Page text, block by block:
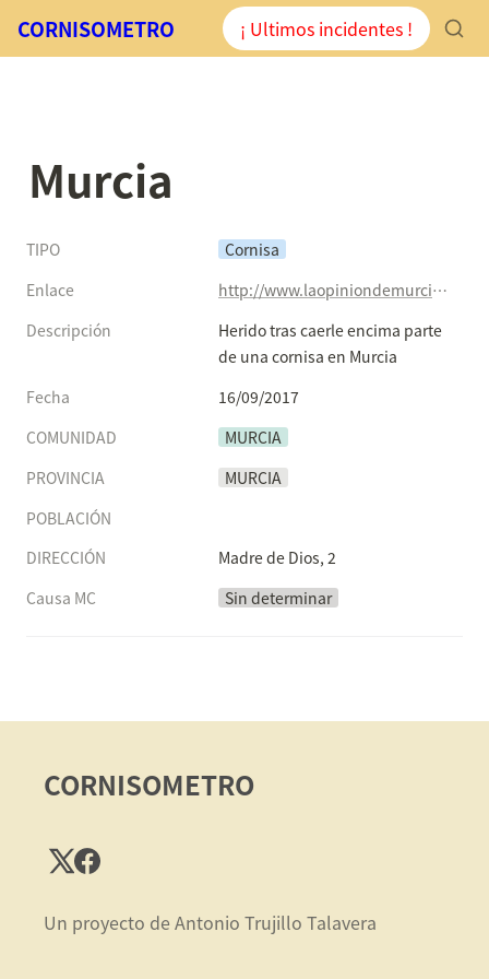
CORNISOMETRO ¡ Ultimos incidentes !
Murcia
TIPO
Cornisa
Enlace
http://www.laopiniondemurcia.es/murcia/2017/09/16/herido-caerle-parte-cornisa-murcia/860417.html
Descripción
Herido tras caerle encima parte
de una cornisa en Murcia
Fecha
16/09/2017
COMUNIDAD
MURCIA
PROVINCIA
MURCIA
POBLACIÓN
DIRECCIÓN
Madre de Dios, 2
Causa MC
Sin determinar
CORNISOMETRO
Un proyecto de Antonio Trujillo Talavera